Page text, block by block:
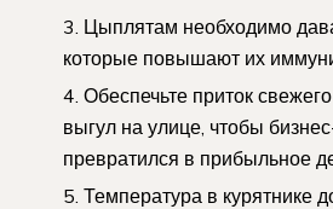
Цыплятам необходимо
которые повышают их
Обеспечьте приток
выгул на улице, чтобы
превратился в прибыльное
Температура в курятнике